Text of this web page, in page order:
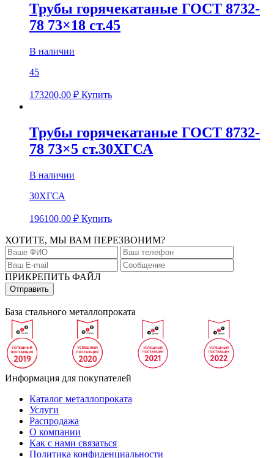
Трубы горячекатаные ГОСТ 8732-
78 73×18 ст.45
В наличии
45
173200,00 ₽ Купить
Трубы горячекатаные ГОСТ 8732-
78 73×5 ст.30ХГСА
В наличии
30ХГСА
196100,00 ₽ Купить
ХОТИТЕ, МЫ ВАМ ПЕРЕЗВОНИМ?
ПРИКРЕПИТЬ ФАЙЛ
База стального металлопроката
Информация для покупателей
Каталог металлопроката
Услуги
Распродажа
О компании
Как с нами связаться
Политика конфиденциальности